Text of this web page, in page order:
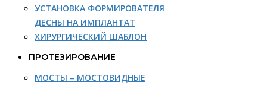
УСТАНОВКА ФОРМИРОВАТЕЛЯ
ДЕСНЫ НА ИМПЛАНТАТ
ХИРУРГИЧЕСКИЙ ШАБЛОН
ПРОТЕЗИРОВАНИЕ
МОСТЫ – МОСТОВИДНЫЕ